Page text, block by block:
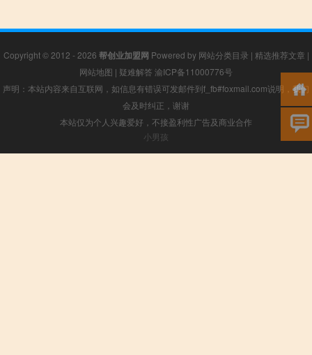
Copyright © 2012 - 2026 帮创业加盟网 Powered by 网站分类目录 | 精选推荐文章 |
网站地图 | 疑难解答 渝ICP备11000776号
声明：本站内容来自互联网，如信息有错误可发邮件到f_fb#foxmail.com说明，我们
会及时纠正，谢谢
本站仅为个人兴趣爱好，不接盈利性广告及商业合作
小男孩